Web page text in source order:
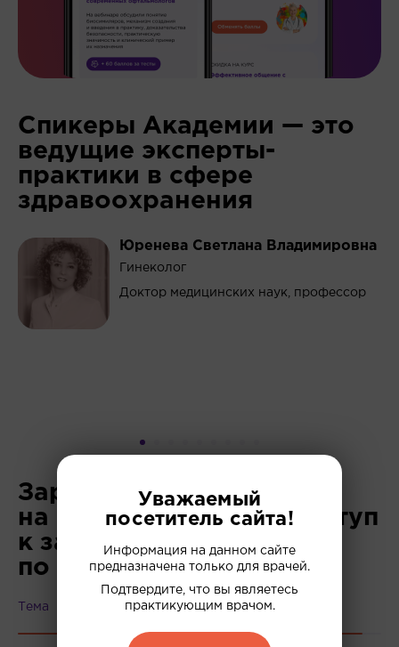
Спикеры Академии — это
ведущие эксперты-
практики в сфере
здравоохранения
Юренева Светлана Владимировна
Гинеколог
Доктор медицинских наук, профессор
Зарегистрируйтесь
на сайте и получите доступ
к закрытой подборке
по своей специальности
Тема
Уважаемый
посетитель сайта!
Информация на данном сайте
предназначена только для врачей.
Подтвердите, что вы являетесь
практикующим врачом.